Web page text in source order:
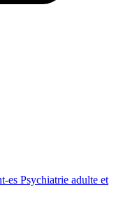
es Psychiatrie adulte et